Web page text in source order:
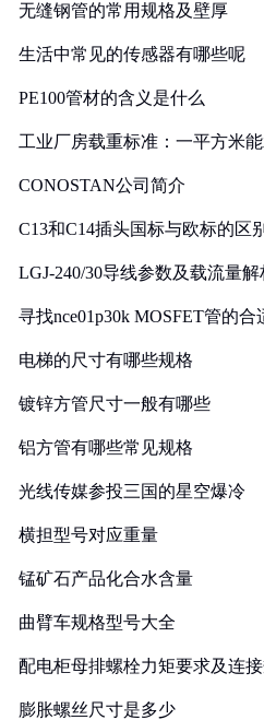
无缝钢管的常用规格及壁厚
生活中常见的传感器有哪些呢
PE100管材的含义是什么
工业厂房载重标准：一平方米
CONOSTAN公司简介
C13和C14插头国标与欧标的区
LGJ-240/30导线参数及载流量解
寻找nce01p30k MOSFET管的
电梯的尺寸有哪些规格
镀锌方管尺寸一般有哪些
铝方管有哪些常见规格
光线传媒参投三国的星空爆冷
横担型号对应重量
锰矿石产品化合水含量
曲臂车规格型号大全
配电柜母排螺栓力矩要求及连
膨胀螺丝尺寸是多少